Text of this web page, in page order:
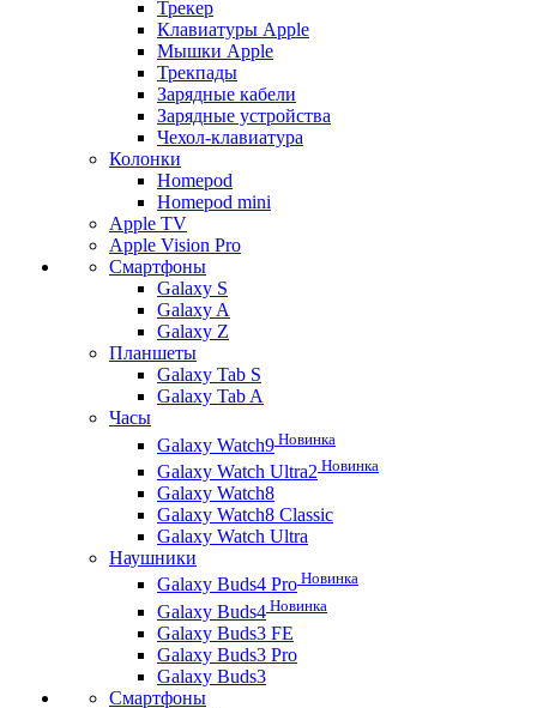
Трекер
Клавиатуры Apple
Мышки Apple
Трекпады
Зарядные кабели
Зарядные устройства
Чехол-клавиатура
Колонки
Homepod
Homepod mini
Apple TV
Apple Vision Pro
Смартфоны
Galaxy S
Galaxy A
Galaxy Z
Планшеты
Galaxy Tab S
Galaxy Tab A
Часы
Galaxy Watch9 Новинка
Galaxy Watch Ultra2 Новинка
Galaxy Watch8
Galaxy Watch8 Classic
Galaxy Watch Ultra
Наушники
Galaxy Buds4 Pro Новинка
Galaxy Buds4 Новинка
Galaxy Buds3 FE
Galaxy Buds3 Pro
Galaxy Buds3
Смартфоны